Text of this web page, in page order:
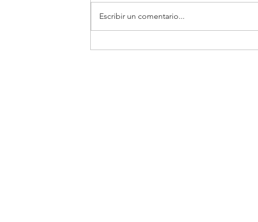
Pasta con camarones al
Escribir un comentario...